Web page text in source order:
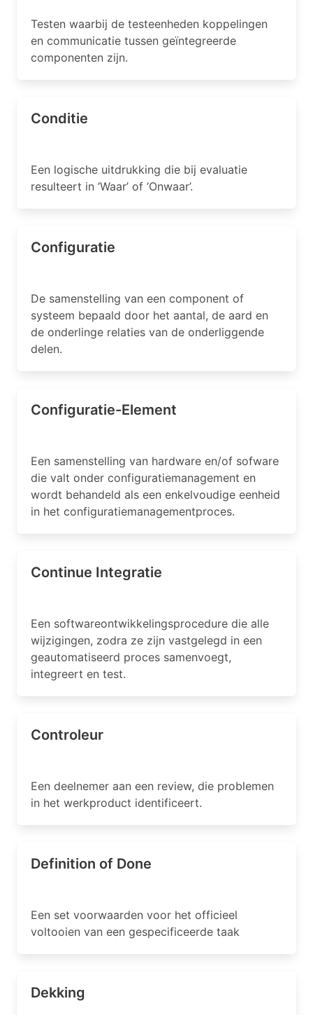
Testen waarbij de testeenheden koppelingen
en communicatie tussen geïntegreerde
componenten zijn.
Conditie
Een logische uitdrukking die bij evaluatie
resulteert in ’Waar’ of ’Onwaar’.
Configuratie
De samenstelling van een component of
systeem bepaald door het aantal, de aard en
de onderlinge relaties van de onderliggende
delen.
Configuratie-Element
Een samenstelling van hardware en/of sofware
die valt onder configuratiemanagement en
wordt behandeld als een enkelvoudige eenheid
in het configuratiemanagementproces.
Continue Integratie
Een softwareontwikkelingsprocedure die alle
wijzigingen, zodra ze zijn vastgelegd in een
geautomatiseerd proces samenvoegt,
integreert en test.
Controleur
Een deelnemer aan een review, die problemen
in het werkproduct identificeert.
Definition of Done
Een set voorwaarden voor het officieel
voltooien van een gespecificeerde taak
Dekking